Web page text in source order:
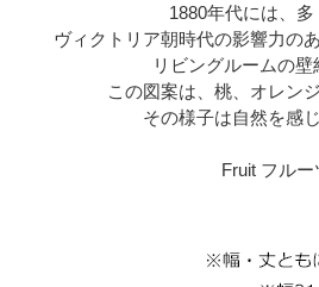
1880年代には、
ヴィクトリア朝時代の影響力の
リビングルームの壁
この図案は、桃、オレン
その様子は自然を感
Fruit フル